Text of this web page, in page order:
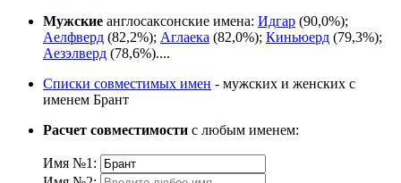
Мужские англосаксонские имена: Идгар (90,0%);
Аелфверд (82,2%); Аглаека (82,0%); Киньюерд (79,3%);
Аезэлверд (78,6%)....
Списки совместимых имен - мужских и женских с
именем Брант
Расчет совместимости с любым именем:
Имя №1: